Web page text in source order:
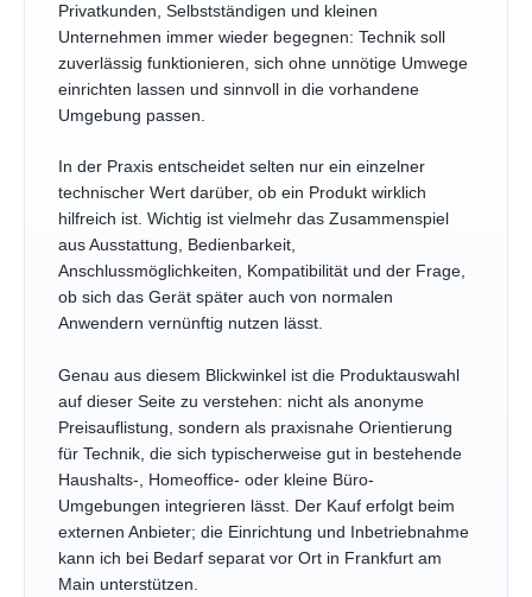
Privatkunden, Selbstständigen und kleinen
Unternehmen immer wieder begegnen: Technik soll
zuverlässig funktionieren, sich ohne unnötige Umwege
einrichten lassen und sinnvoll in die vorhandene
Umgebung passen.
In der Praxis entscheidet selten nur ein einzelner
technischer Wert darüber, ob ein Produkt wirklich
hilfreich ist. Wichtig ist vielmehr das Zusammenspiel
aus Ausstattung, Bedienbarkeit,
Anschlussmöglichkeiten, Kompatibilität und der Frage,
ob sich das Gerät später auch von normalen
Anwendern vernünftig nutzen lässt.
Genau aus diesem Blickwinkel ist die Produktauswahl
auf dieser Seite zu verstehen: nicht als anonyme
Preisauflistung, sondern als praxisnahe Orientierung
für Technik, die sich typischerweise gut in bestehende
Haushalts-, Homeoffice- oder kleine Büro-
Umgebungen integrieren lässt. Der Kauf erfolgt beim
externen Anbieter; die Einrichtung und Inbetriebnahme
kann ich bei Bedarf separat vor Ort in Frankfurt am
Main unterstützen.